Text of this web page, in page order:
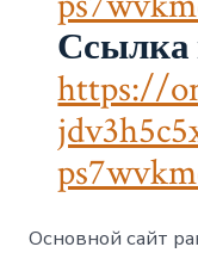
Ссылка
https://
Основной сайт